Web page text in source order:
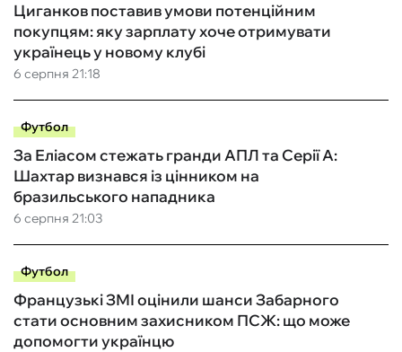
6 серпня 21:18
Циганков поставив умови потенційним
покупцям: яку зарплату хоче отримувати
українець у новому клубі
Футбол
6 серпня 21:03
За Еліасом стежать гранди АПЛ та Серії А:
Шахтар визнався із цінником на
бразильського нападника
Футбол
Французькі ЗМІ оцінили шанси Забарного
стати основним захисником ПСЖ: що може
допомогти українцю